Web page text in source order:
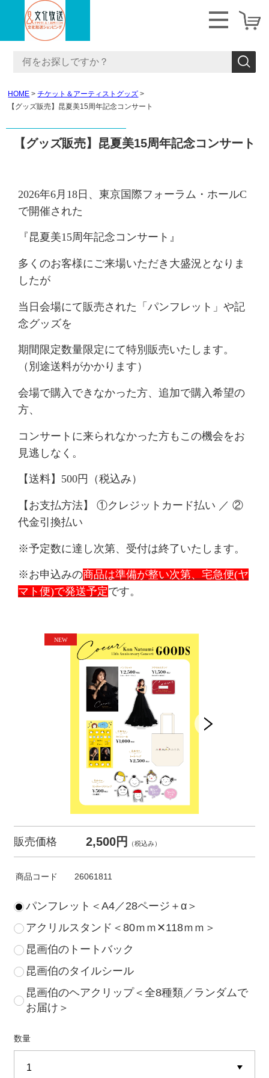
HOME
チケット＆アーティストグッズ
【グッズ販売】昆夏美15周年記念コンサート
【グッズ販売】昆夏美15周年記念コンサート
2026年6月18日、東京国際フォーラム・ホールC
で開催された
『昆夏美15周年記念コンサート』
多くのお客様にご来場いただき大盛況となりま
したが
当日会場にて販売された「パンフレット」や記
念グッズを
期間限定数量限定にて特別販売いたします。
（別途送料がかかります）
会場で購入できなかった方、追加で購入希望の
方、
コンサートに来られなかった方もこの機会をお
見逃しなく。
【送料】500円（税込み）
【お支払方法】 ①クレジットカード払い ／ ②
代金引換払い
※予定数に達し次第、受付は終了いたします。
※お申込みの商品は準備が整い次第、宅急便(ヤ
マト便)で発送予定です。
販売価格 2,500円 （税込み）
商品コード 26061811
パンフレット＜A4／28ページ＋α＞
アクリルスタンド＜80ｍｍ✕118ｍｍ＞
昆画伯のトートバック
昆画伯のタイルシール
昆画伯のヘアクリップ＜全8種類／ランダムで
お届け＞
数量